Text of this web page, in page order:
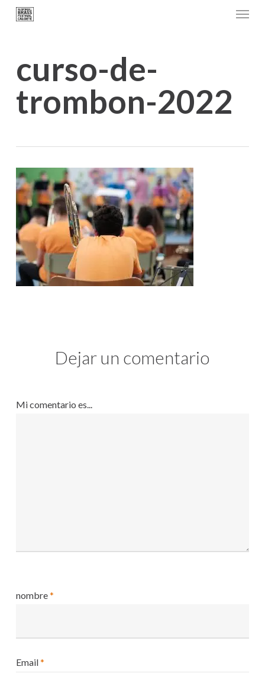
Skip
content
Menu
curso-de-
trombon-2022
Dejar un comentario
Mi comentario es...
nombre*
Email*